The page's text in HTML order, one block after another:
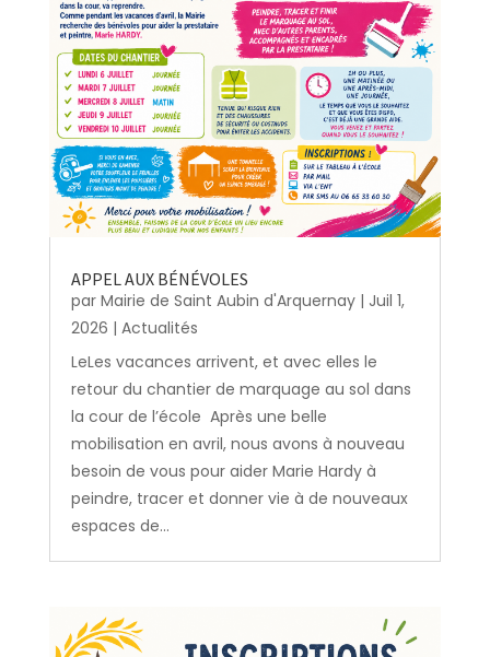
APPEL AUX BÉNÉVOLES
par Mairie de Saint Aubin d'Arquernay| Juil 1,
2026 | Actualités
LeLes vacances arrivent, et avec elles le
retour du chantier de marquage au sol dans
la cour de l’école Après une belle
mobilisation en avril, nous avons à nouveau
besoin de vous pour aider Marie Hardy à
peindre, tracer et donner vie à de nouveaux
espaces de...